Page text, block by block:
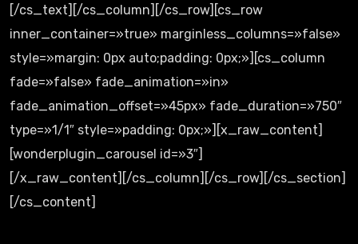
[/cs_text][/cs_column][/cs_row][cs_row
inner_container=»true» marginless_columns=»false»
style=»margin: 0px auto;padding: 0px;»][cs_column
fade=»false» fade_animation=»in»
fade_animation_offset=»45px» fade_duration=»750″
type=»1/1″ style=»padding: 0px;»][x_raw_content]
[wonderplugin_carousel id=»3″]
[/x_raw_content][/cs_column][/cs_row][/cs_section]
[/cs_content]